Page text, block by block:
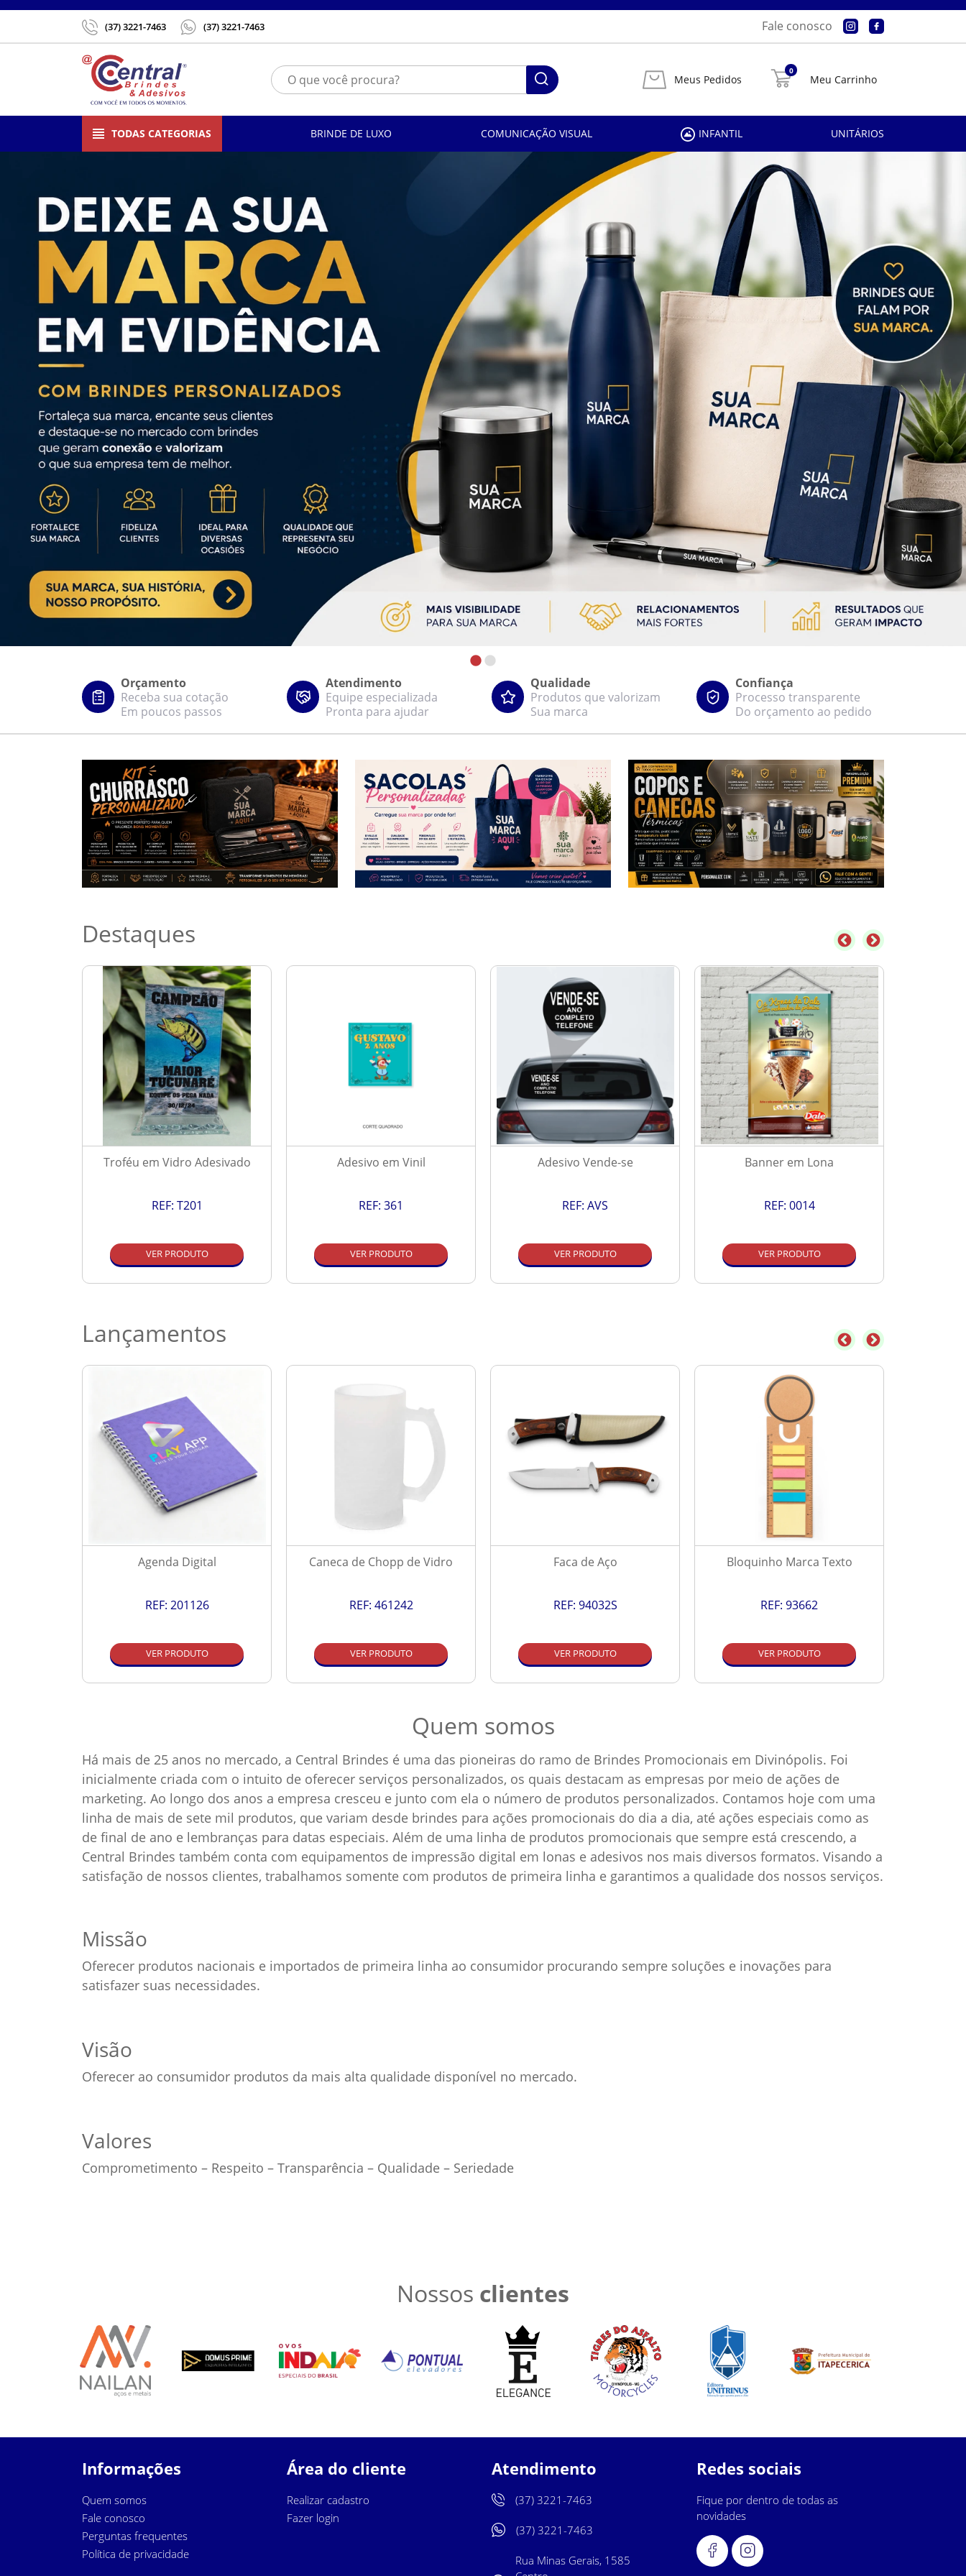
(37) 3221-7463 (37) 3221-7463 Fale conosco
Meus Pedidos
0
Meu Carrinho
TODAS CATEGORIAS BRINDE DE LUXO COMUNICAÇÃO VISUAL INFANTIL UNITÁRIOS
Orçamento
Receba sua cotação
Em poucos passos
Atendimento
Equipe especializada
Pronta para ajudar
Qualidade
Produtos que valorizam
Sua marca
Confiança
Processo transparente
Do orçamento ao pedido
Destaques
Troféu em Vidro Adesivado
REF: T201
VER PRODUTO
Adesivo em Vinil
REF: 361
VER PRODUTO
Adesivo Vende-se
REF: AVS
VER PRODUTO
Banner em Lona
REF: 0014
VER PRODUTO
Lançamentos
Agenda Digital
REF: 201126
VER PRODUTO
Caneca de Chopp de Vidro
REF: 461242
VER PRODUTO
Faca de Aço
REF: 94032S
VER PRODUTO
Bloquinho Marca Texto
REF: 93662
VER PRODUTO
Quem somos
Há mais de 25 anos no mercado, a Central Brindes é uma das pioneiras do ramo de Brindes Promocionais em Divinópolis. Foi
inicialmente criada com o intuito de oferecer serviços personalizados, os quais destacam as empresas por meio de ações de
marketing. Ao longo dos anos a empresa cresceu e junto com ela o número de produtos personalizados. Contamos hoje com uma
linha de mais de sete mil produtos, que variam desde brindes para ações promocionais do dia a dia, até ações especiais como as
de final de ano e lembranças para datas especiais. Além de uma linha de produtos promocionais que sempre está crescendo, a
Central Brindes também conta com equipamentos de impressão digital em lonas e adesivos nos mais diversos formatos. Visando a
satisfação de nossos clientes, trabalhamos somente com produtos de primeira linha e garantimos a qualidade dos nossos serviços.
Missão
Oferecer produtos nacionais e importados de primeira linha ao consumidor procurando sempre soluções e inovações para
satisfazer suas necessidades.
Visão
Oferecer ao consumidor produtos da mais alta qualidade disponível no mercado.
Valores
Comprometimento – Respeito – Transparência – Qualidade – Seriedade
Nossos clientes
Informações
Quem somos
Fale conosco
Perguntas frequentes
Política de privacidade
Área do cliente
Realizar cadastro
Fazer login
Atendimento
(37) 3221-7463
(37) 3221-7463
Rua Minas Gerais, 1585
Redes sociais
Fique por dentro de todas as
novidades